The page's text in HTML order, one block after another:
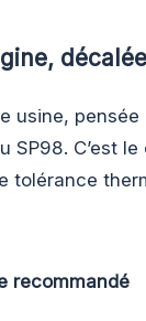
usine,
C’est
tolérance
recommandé